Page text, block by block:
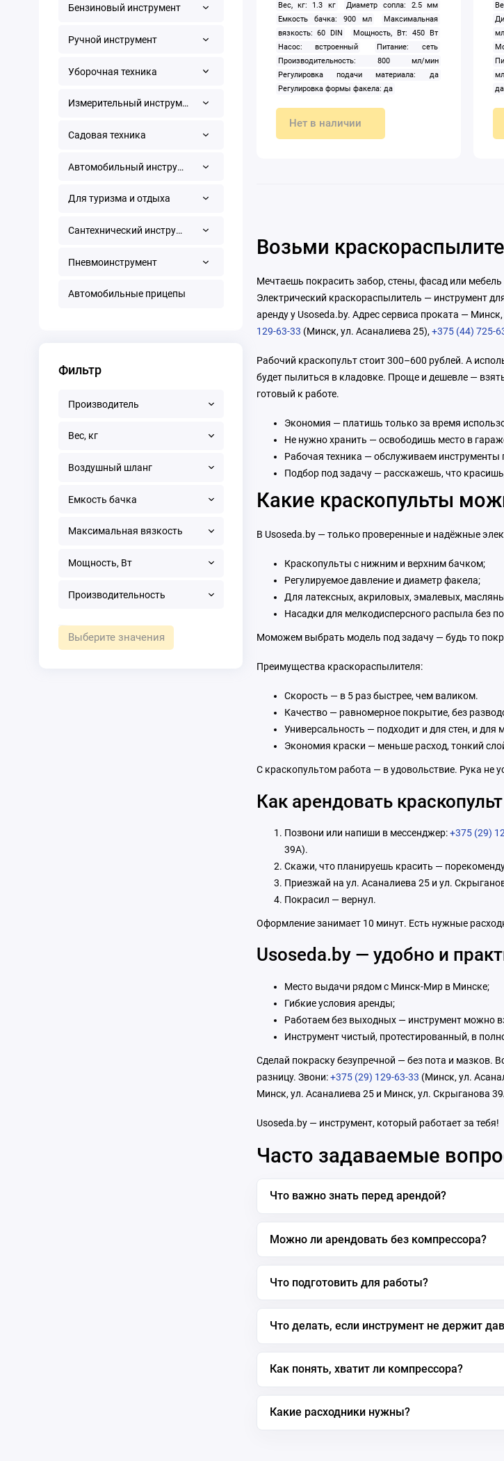
Бензиновый инструмент
Ручной инструмент
Уборочная техника
Измерительный инструмент
Садовая техника
Автомобильный инструмент
Для туризма и отдыха
Сантехнический инструмент
Пневмоинструмент
Автомобильные прицепы
Фильтр
Производитель
Вес, кг
Воздушный шланг
Емкость бачка
Максимальная вязкость
Мощность, Вт
Производительность
Выберите значения
Вес, кг: 1.3 кг
Диаметр сопла: 2.5 мм
Емкость бачка: 900 мл
Максимальная
вязкость: 60 DIN
Мощность, Вт: 450 Вт
Насос: встроенный
Питание: сеть
Производительность: 800 мл/мин
Регулировка подачи материала: да
Регулировка формы факела: да
Нет в наличии
мл
да
Возьми
Мечтаешь покрасить забор, стены, фасад или
Электрический краскораспылитель — инструмент
аренду у Usoseda.by. Адрес сервиса проката —
129-63-33 (Минск, ул. Асаналиева 25),+375 (44) 725-
Рабочий краскопульт стоит 300–600 рублей. А
будет пылиться в кладовке. Проще и дешевле —
готовый к работе.
Экономия — платишь только за время
Не нужно хранить — освободишь место в
Рабочая техника — обслуживаем инструменты
Подбор под задачу — расскажешь, что
Какие краскопульты
В Usoseda.by — только проверенные и надёжные
Краскопульты с нижним и верхним бачком;
Регулируемое давление и диаметр факела;
Для латексных, акриловых, эмалевых,
Насадки для мелкодисперсного распыла без
Моможем выбрать модель под задачу — будь то
Преимущества краскораспылителя:
Скорость — в 5 раз быстрее, чем валиком.
Качество — равномерное покрытие, без
Универсальность — подходит и для стен, и для
Экономия краски — меньше расход, тонкий
С краскопультом работа — в удовольствие. Рука не
Как арендовать
Позвони или напиши в мессенджер:+375 (29)
39А).
Скажи, что планируешь красить —
Приезжай на ул. Асаналиева 25 и ул.
Покрасил — вернул.
Оформление занимает 10 минут. Есть нужные
Usoseda.by — удобно и
Место выдачи рядом с Минск-Мир в Минске;
Гибкие условия аренды;
Работаем без выходных — инструмент можно
Инструмент чистый, протестированный, в
Сделай покраску безупречной — без пота и мазков.
разницу. Звони:+375 (29) 129-63-33 (Минск, ул.
Минск, ул. Асаналиева 25 и Минск, ул. Скрыганова
Usoseda.by — инструмент, который работает за тебя!
Часто задаваемые
Что важно знать перед арендой?
Можно ли арендовать без компрессора?
Что подготовить для работы?
Что делать, если инструмент не держит
Как понять, хватит ли компрессора?
Какие расходники нужны?